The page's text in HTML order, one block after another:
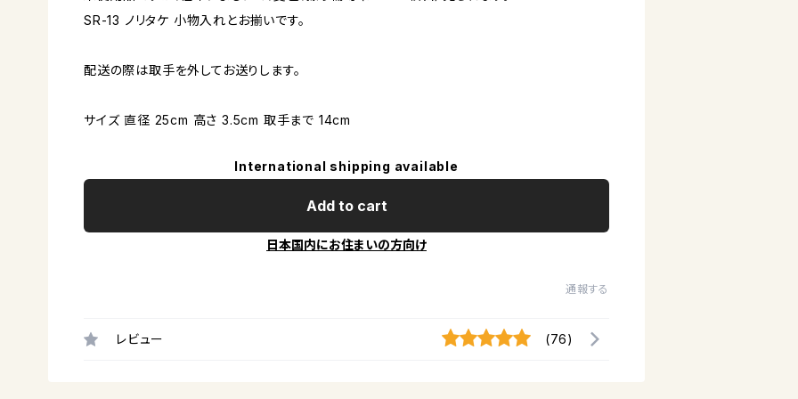
SR-13 ノリタケ 小物入れとお揃いです。
配送の際は取手を外してお送りします。
サイズ 直径 25cm 高さ 3.5cm 取手まで 14cm
International shipping available
Add to cart
日本国内にお住まいの方向け
通報する
レビュー (76)